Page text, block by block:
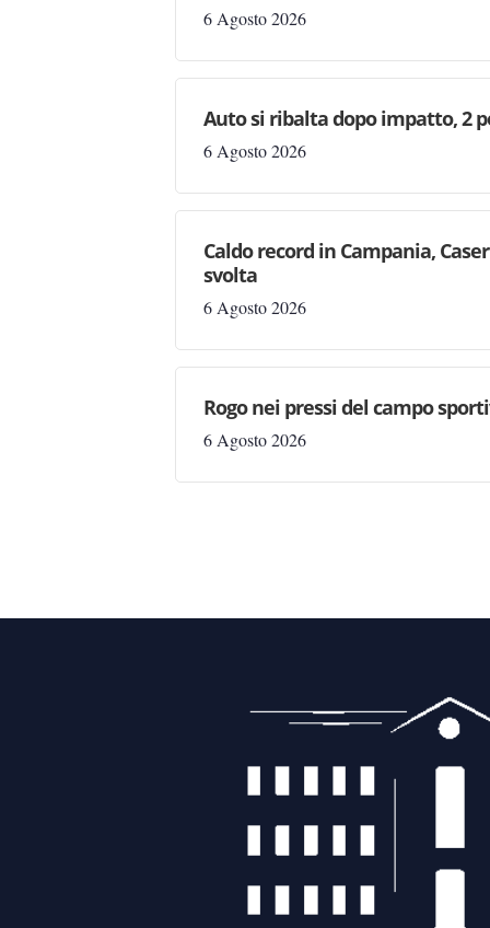
6 Agosto 2026
Auto si ribalta dopo impatto, 2
6 Agosto 2026
Caldo record in Campania,
svolta
6 Agosto 2026
Rogo nei pressi del campo
6 Agosto 2026